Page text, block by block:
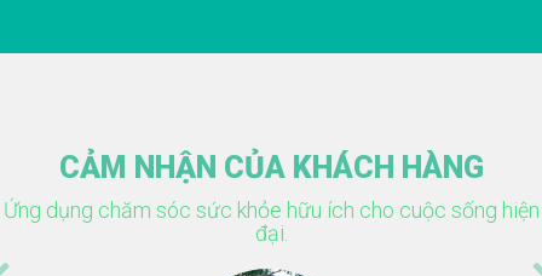
CẢM NHẬN CỦA KHÁCH HÀNG
Ứng dụng chăm sóc sức khỏe hữu ích cho cuộc sống hiện
đại.